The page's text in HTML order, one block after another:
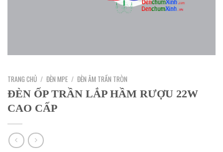
TRANG CHỦ / ĐÈN MPE / ĐÈN ÂM TRẦN TRÒN
ĐÈN ỐP TRẦN LẮP HẦM RƯỢU 22W
CAO CẤP